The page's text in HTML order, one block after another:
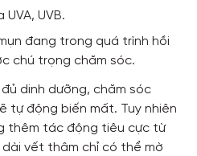
UVB.
đang trong quá trình hồi
chú trọng chăm sóc.
dinh dưỡng, chăm sóc
tự động biến mất. Tuy nhiên
thêm tác động tiêu cực từ
vết thâm chỉ có thể mờ